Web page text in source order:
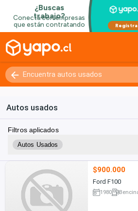
Autos usados
Filtros aplicados
Autos Usados
$900.000
Ford F100
1980